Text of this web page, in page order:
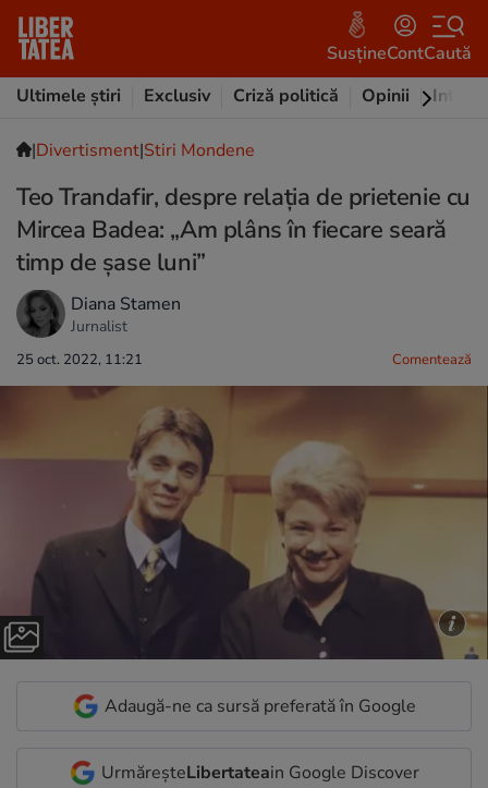
SusțineContCaută
Ultimele știri
Exclusiv Criză politică Opinii
|Divertisment|Stiri Mondene
Teo Trandafir, despre relația de prietenie cu
Mircea Badea: „Am plâns în fiecare seară
timp de șase luni”
Diana Stamen
Jurnalist
25 oct. 2022, 11:21 Comentează
Adaugă-ne ca sursă preferată în Google
UrmăreșteLibertateain Google Discover